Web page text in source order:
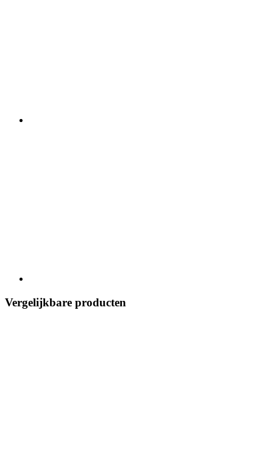
Vergelijkbare producten